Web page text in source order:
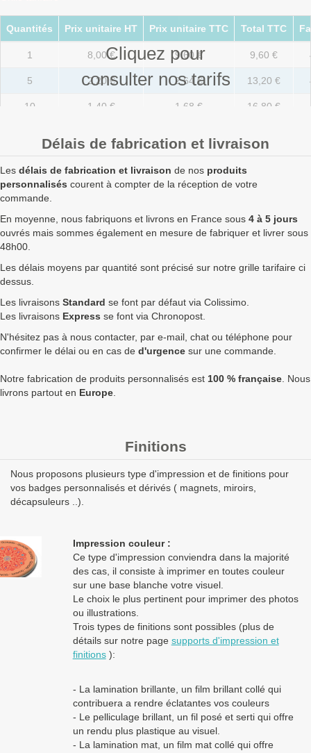
Cliquez pour
consulter nos tarifs
Quantités Prix unitaire HT Prix unitaire TTC Total TTC
1 8,00 € 9,60 € 9,60 €
5 2,20 € 2,64 € 13,20 €
10 1,40 € 1,68 € 16,80 €
100 0,38 € 0,46 € 45,60 €
500 0,30 € 0,36 € 180,00 €
1000
1750 0,30 €
2500 0,23 € 0,28 € 690,00 €
Quantités Prix unitaire HT
Les clients Français paient le prix TTC (TVA 20%).
Les clients dans l’Union Européenne possédant un numéro de
TVA intra-communautaire
paient le prix HT.
Les clients en dehors de l’Union européenne paient le prix HT.
Délais de fabrication et livraison
Les délais de fabrication et livraison de nos produits
personnalisés courent à compter de la réception de votre
commande.
En moyenne, nous fabriquons et livrons en France sous 4 à 5 jours
ouvrés mais sommes également en mesure de fabriquer et livrer sous
48h00.
Les délais moyens par quantité sont précisé sur notre grille tarifaire ci
dessus.
Les livraisons Standard se font par défaut via Colissimo.
Les livraisons Express se font via Chronopost.
N'hésitez pas à nous contacter, par e-mail, chat ou téléphone pour
confirmer le délai ou en cas de d'urgence sur une commande.
Notre fabrication de produits personnalisés est 100 % française. Nous
livrons partout en Europe.
Finitions
Nous proposons plusieurs type d'impression et de finitions pour
vos badges personnalisés et dérivés ( magnets, miroirs,
décapsuleurs ..).
Impression couleur :
Ce type d'impression conviendra dans la majorité
des cas, il consiste à imprimer en toutes couleur
sur une base blanche votre visuel.
Le choix le plus pertinent pour imprimer des photos
ou illustrations.
Trois types de finitions sont possibles (plus de
détails sur notre page supports d'impression et
finitions):
- La lamination brillante, un film brillant collé qui
contribuera a rendre éclatantes vos couleurs
- Le pelliculage brillant, un fil posé et serti qui offre
un rendu plus plastique au visuel.
- La lamination mat, un film mat collé qui offre